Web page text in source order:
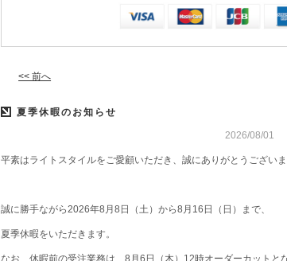
<< 前へ
夏季休暇のお知らせ
2026/08/01
平素はライトスタイルをご愛顧いただき、誠にありがとうございま
誠に勝手ながら2026年8月8日（土）から8月16日（日）まで、
夏季休暇をいただきます。
なお、休暇前の受注業務は、8月6日（木）12時オーダーカットと